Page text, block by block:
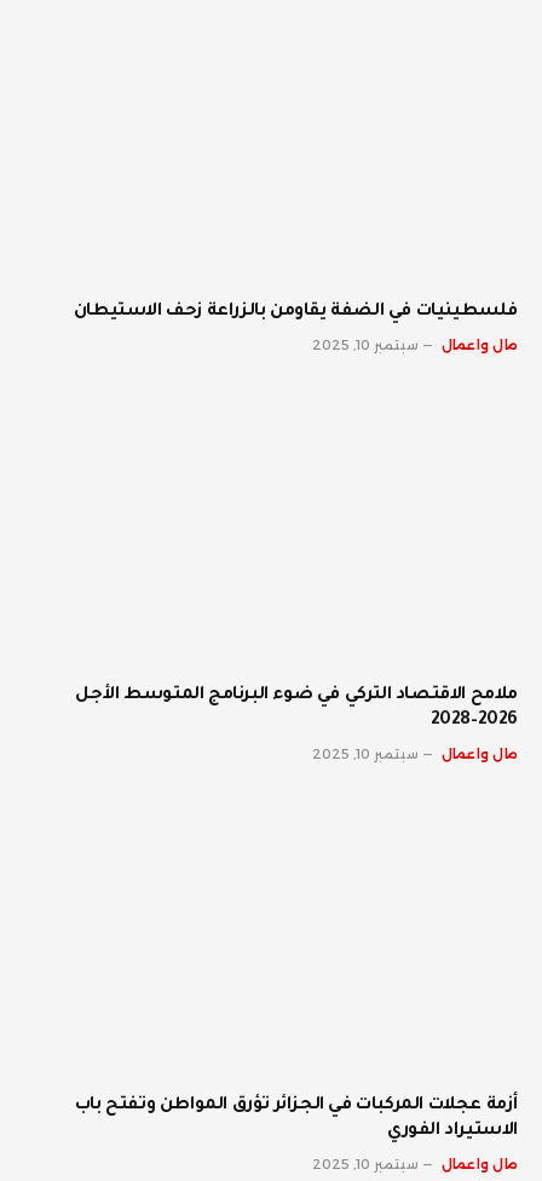
فلسطينيات في الضفة يقاومن بالزراعة زحف الاستيطان
مال واعمال سبتمبر 10, 2025
ملامح الاقتصاد التركي في ضوء البرنامج المتوسط الأجل
2026–2028
مال واعمال سبتمبر 10, 2025
أزمة عجلات المركبات في الجزائر تؤرق المواطن وتفتح باب
الاستيراد الفوري
مال واعمال سبتمبر 10, 2025